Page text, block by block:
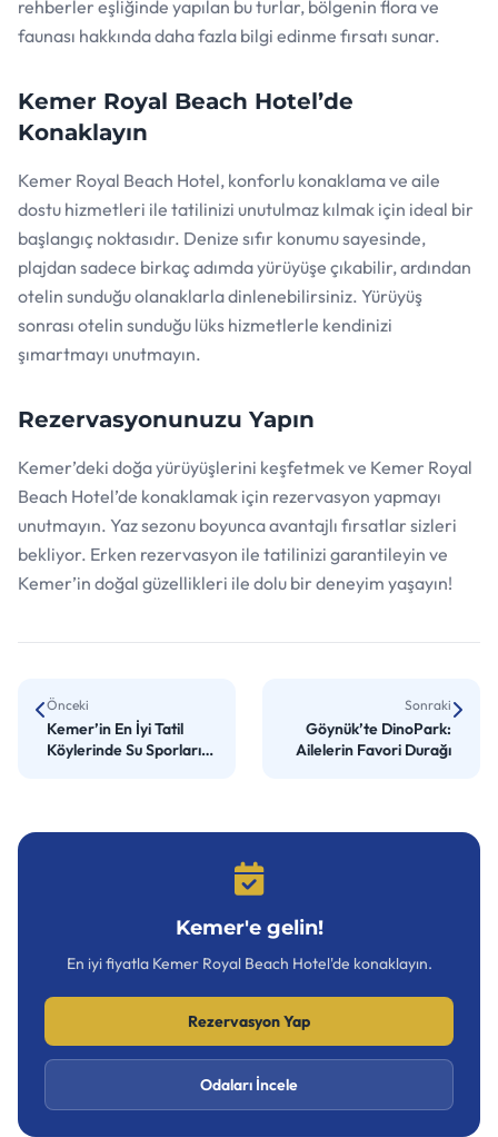
rehberler eşliğinde yapılan bu turlar, bölgenin flora ve
faunası hakkında daha fazla bilgi edinme fırsatı sunar.
Kemer Royal Beach Hotel’de
Konaklayın
Kemer Royal Beach Hotel, konforlu konaklama ve aile
dostu hizmetleri ile tatilinizi unutulmaz kılmak için ideal bir
başlangıç noktasıdır. Denize sıfır konumu sayesinde,
plajdan sadece birkaç adımda yürüyüşe çıkabilir, ardından
otelin sunduğu olanaklarla dinlenebilirsiniz. Yürüyüş
sonrası otelin sunduğu lüks hizmetlerle kendinizi
şımartmayı unutmayın.
Rezervasyonunuzu Yapın
Kemer’deki doğa yürüyüşlerini keşfetmek ve Kemer Royal
Beach Hotel’de konaklamak için rezervasyon yapmayı
unutmayın. Yaz sezonu boyunca avantajlı fırsatlar sizleri
bekliyor. Erken rezervasyon ile tatilinizi garantileyin ve
Kemer’in doğal güzellikleri ile dolu bir deneyim yaşayın!
Önceki
Kemer’in En İyi Tatil
Köylerinde Su Sporları
Sonraki
Göynük’te DinoPark:
Ailelerin Favori Durağı
Kemer'e gelin!
En iyi fiyatla Kemer Royal Beach Hotel'de konaklayın.
Rezervasyon Yap
Odaları İncele